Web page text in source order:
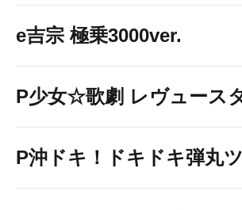
e吉宗 極乗3000ver.
P少女☆歌劇 レヴュース
P沖ドキ！ドキドキ弾丸